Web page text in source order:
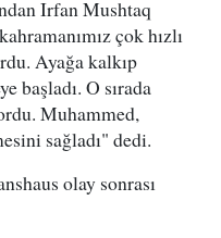
Irfan Mushtaq
çok hızlı
Ayağa kalkıp
başladı. O sırada
Muhammed,
sağladı" dedi.
olay sonrası